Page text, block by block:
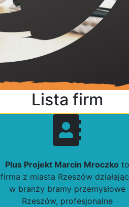
Lista firm
Plus Projekt Marcin Mroczko to
firma z miasta Rzeszów
w branży bramy przemysłowe
Rzeszów, profesjonalne